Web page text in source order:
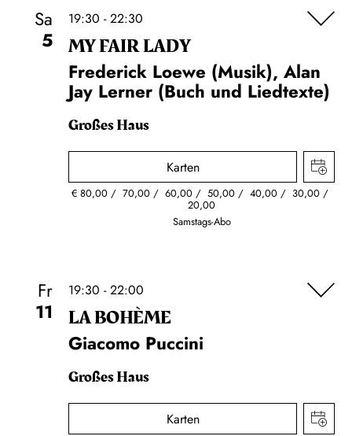
Sa
5
19:30 - 22:30
MY FAIR LADY
Frederick Loewe (Musik), Alan
Jay Lerner (Buch und Liedtexte)
Großes Haus
Karten
€80,00 70,00 60,00 50,00 40,00 30,00
20,00
Samstags-Abo
Fr
11
19:30 - 22:00
LA BOHÈME
Giacomo Puccini
Großes Haus
Karten